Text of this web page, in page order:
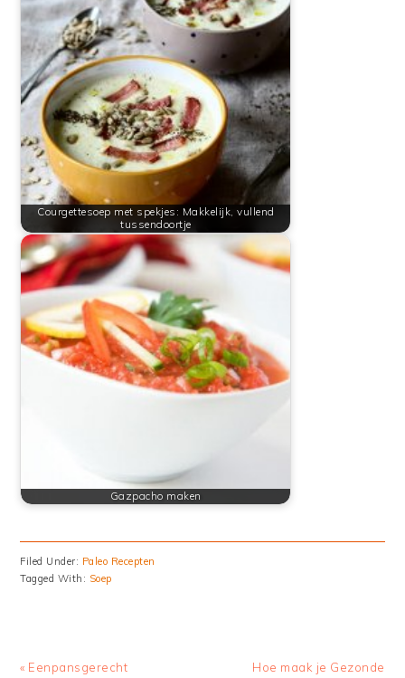
Courgettesoep met spekjes: Makkelijk, vullend
tussendoortje
Gazpacho maken
Filed Under: Paleo Recepten
Tagged With: Soep
Previous
« Eenpansgerecht
Next
Hoe maak je Gezonde